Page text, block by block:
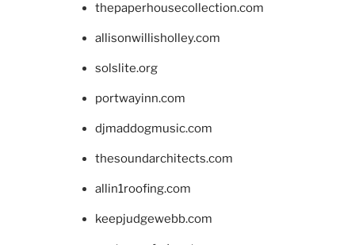
thepaperhousecollection.com
allisonwillisholley.com
solslite.org
portwayinn.com
djmaddogmusic.com
thesoundarchitects.com
allin1roofing.com
keepjudgewebb.com